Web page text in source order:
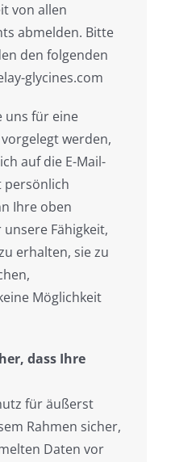
von allen
abmelden. Bitte
den folgenden
glycines.com
uns für eine
werden,
auf die E-Mail-
persönlich
Ihre oben
Fähigkeit,
erhalten, sie zu
Möglichkeit
dass Ihre
für äußerst
Rahmen sicher,
Daten vor